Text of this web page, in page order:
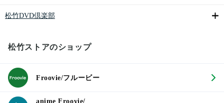
松竹DVD倶楽部
松竹ストアのショップ
Froovie/フルービー
anime Froovie/